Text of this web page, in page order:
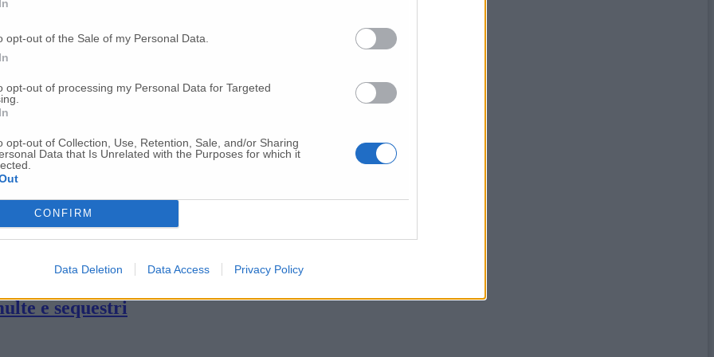
opt-out of the Sale of my Personal Data.
opt-out of processing my Personal Data for Targeted
opt-out of Collection, Use, Retention, Sale, and/or Sharing
Data that Is Unrelated with the Purposes for which it
CONFIRM
Data Deletion Data Access Privacy Policy
Marche a fianco dei lavoratori»
sciopero generale
le difficoltà, venerdì partecipate allo sciopero»
Giano cassa integrazione per un anno»
le Marche scelta la piazza di Fabriano
e sequestri